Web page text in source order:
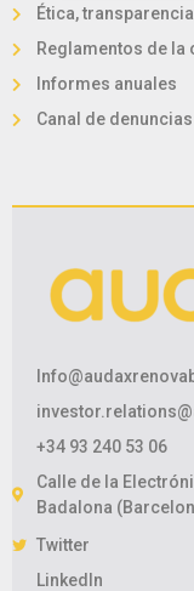
Ética,
Reglamentos de
Informes anuales
Canal de denuncias
+34 93 240 53 06
Calle de la
Badalona
Twitter
LinkedIn